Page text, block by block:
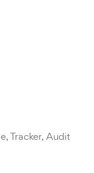
Tracker, Audit